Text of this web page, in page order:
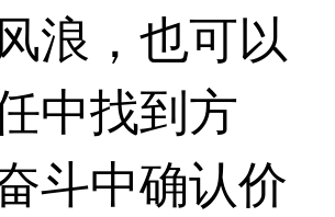
浪，也可以
中找到方
斗中确认价